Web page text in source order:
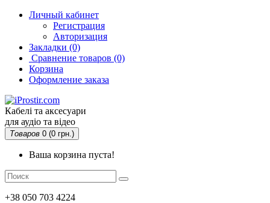
Личный кабинет
Регистрация
Авторизация
Закладки (0)
Сравнение товаров (0)
Корзина
Оформление заказа
Кабелі та аксесуари
для аудіо та відео
Товаров 0 (0 грн.)
Ваша корзина пуста!
+38 050 703 4224